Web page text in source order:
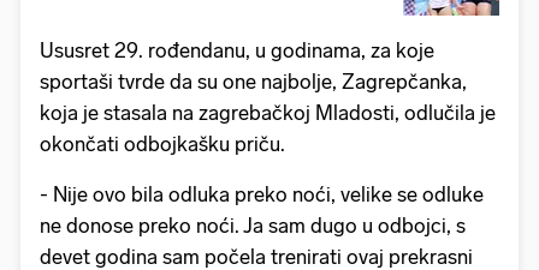
Ususret 29. rođendanu, u godinama, za koje
sportaši tvrde da su one najbolje, Zagrepčanka,
koja je stasala na zagrebačkoj Mladosti, odlučila je
okončati odbojkašku priču.
- Nije ovo bila odluka preko noći, velike se odluke
ne donose preko noći. Ja sam dugo u odbojci, s
devet godina sam počela trenirati ovaj prekrasni